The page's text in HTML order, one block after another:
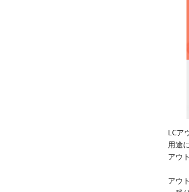
LCア
用途
アウ
アウ